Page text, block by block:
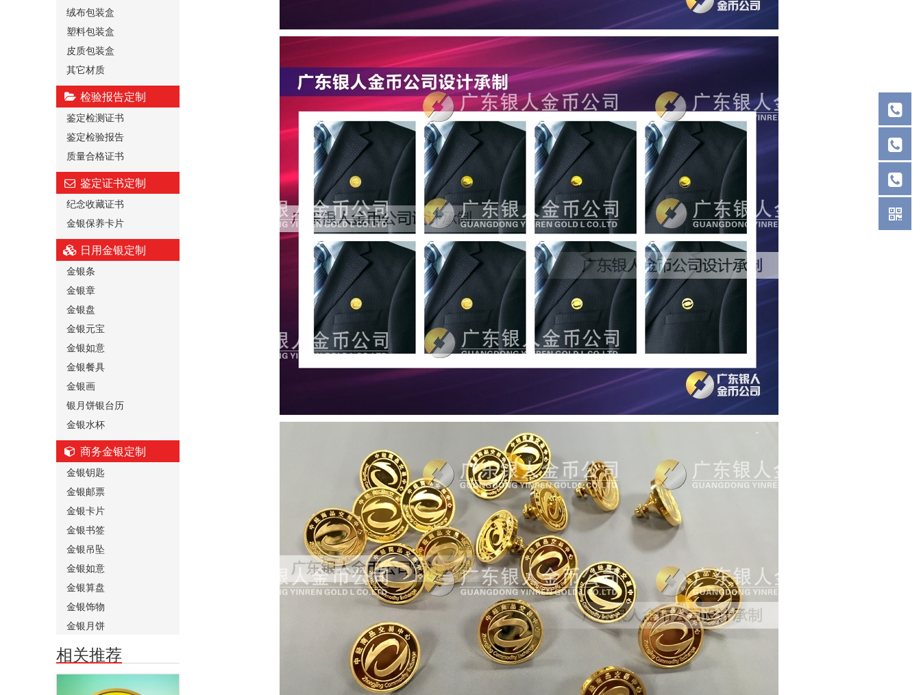
绒布包装盒
塑料包装盒
皮质包装盒
其它材质
检验报告定制
鉴定检测证书
鉴定检验报告
质量合格证书
鉴定证书定制
纪念收藏证书
金银保养卡片
日用金银定制
金银条
金银章
金银盘
金银元宝
金银如意
金银餐具
金银画
银月饼银台历
金银水杯
商务金银定制
金银钥匙
金银邮票
金银卡片
金银书签
金银吊坠
金银如意
金银算盘
金银饰物
金银月饼
相关推荐